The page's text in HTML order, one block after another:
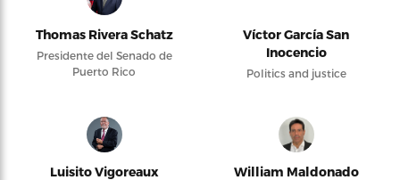
Thomas Rivera Schatz
Presidente del Senado de
Puerto Rico
Víctor García San
Inocencio
Politics and justice
Luisito Vigoreaux William Maldonado